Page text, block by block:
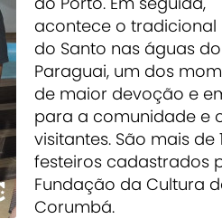
acontece o tradicional
do Santo nas águas
Paraguai, um dos
de maior devoção e
para a comunidade e
visitantes. São mais de
festeiros cadastrados
Fundação da Cultura
Corumbá.